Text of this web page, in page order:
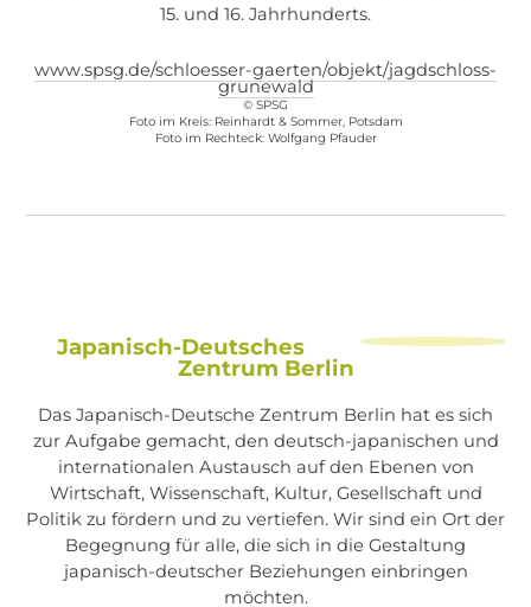
15. und 16. Jahrhunderts.
www.spsg.de/schloesser-gaerten/objekt/jagdschloss-
grunewald
© SPSG
Foto im Kreis: Reinhardt & Sommer, Potsdam
Foto im Rechteck: Wolfgang Pfauder
Japanisch-Deutsches
Zentrum Berlin
Das Japanisch-Deutsche Zentrum Berlin hat es sich
zur Aufgabe gemacht, den deutsch-japanischen und
internationalen Austausch auf den Ebenen von
Wirtschaft, Wissenschaft, Kultur, Gesellschaft und
Politik zu fördern und zu vertiefen. Wir sind ein Ort der
Begegnung für alle, die sich in die Gestaltung
japanisch-deutscher Beziehungen einbringen
möchten.